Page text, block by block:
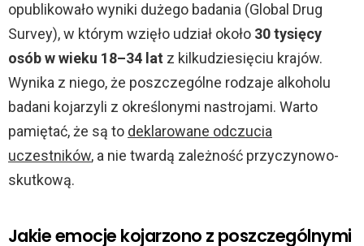
opublikowało wyniki dużego badania (Global Drug
Survey), w którym wzięło udział około 30 tysięcy
osób w wieku 18–34 lat z kilkudziesięciu krajów.
Wynika z niego, że poszczególne rodzaje alkoholu
badani kojarzyli z określonymi nastrojami. Warto
pamiętać, że są to deklarowane odczucia
uczestników, a nie twardą zależność przyczynowo-
skutkową.
Jakie emocje kojarzono z poszczególnymi